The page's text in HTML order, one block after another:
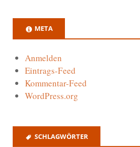
META
Anmelden
Eintrags-Feed
Kommentar-Feed
WordPress.org
SCHLAGWÖRTER